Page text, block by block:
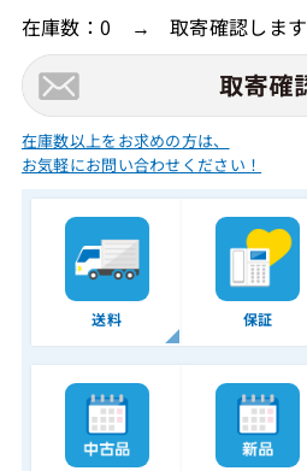
在庫数：0 → 取寄確認します
在庫数以上をお求めの方は、
お気軽にお問い合わせください！
送料 保証